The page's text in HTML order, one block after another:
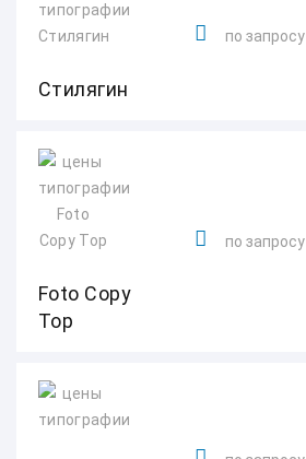
Стилягин
по запросу
Foto Copy
Top
по запросу